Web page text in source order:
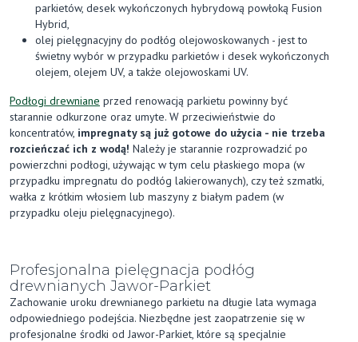
parkietów, desek wykończonych hybrydową powłoką Fusion
Hybrid,
olej pielęgnacyjny do podłóg olejowoskowanych - jest to
świetny wybór w przypadku parkietów i desek wykończonych
olejem, olejem UV, a także olejowoskami UV.
Podłogi drewniane przed renowacją parkietu powinny być
starannie odkurzone oraz umyte. W przeciwieństwie do
koncentratów, impregnaty są już gotowe do użycia - nie trzeba
rozcieńczać ich z wodą! Należy je starannie rozprowadzić po
powierzchni podłogi, używając w tym celu płaskiego mopa (w
przypadku impregnatu do podłóg lakierowanych), czy też szmatki,
wałka z krótkim włosiem lub maszyny z białym padem (w
przypadku oleju pielęgnacyjnego).
Profesjonalna pielęgnacja podłóg
drewnianych Jawor-Parkiet
Zachowanie uroku drewnianego parkietu na długie lata wymaga
odpowiedniego podejścia. Niezbędne jest zaopatrzenie się w
profesjonalne środki od Jawor-Parkiet, które są specjalnie